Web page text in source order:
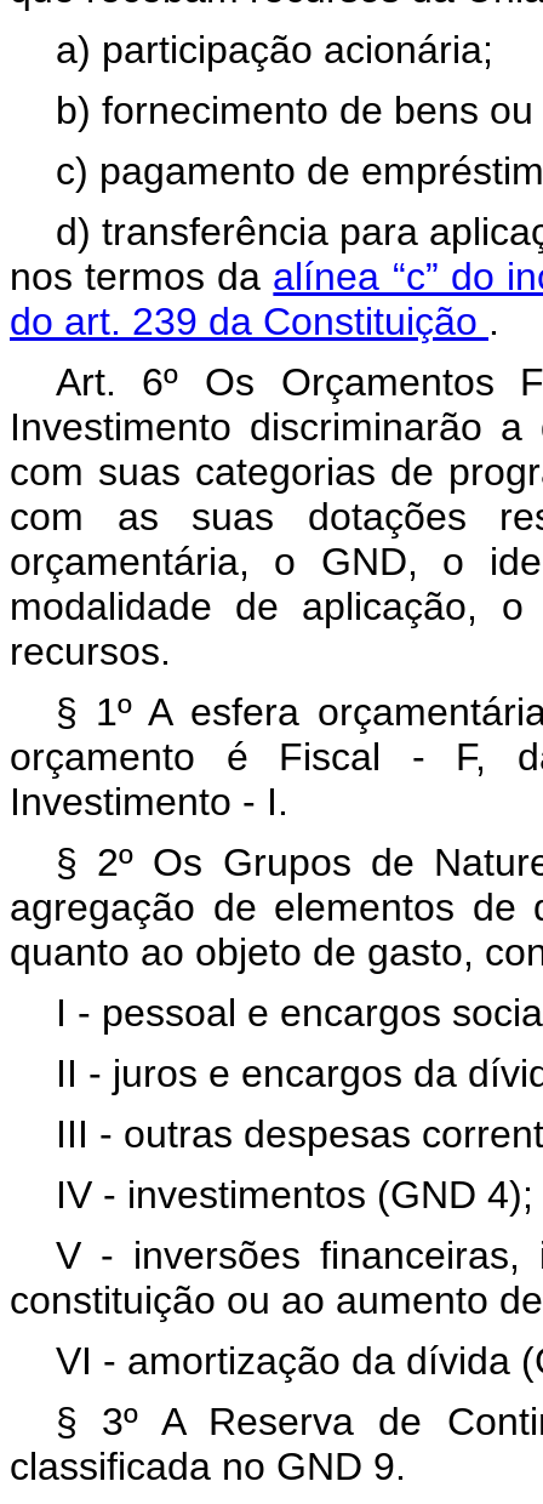
a) participação acionária;
b) fornecimento de bens
c) pagamento de
d) transferência para
nos termos da alínea “c” do
do art. 239 da Constituição .
Art. 6º Os Orçamentos
Investimento discriminarão
com suas categorias de
com as suas dotações
orçamentária, o GND, o
modalidade de aplicação,
recursos.
§ 1º A esfera
orçamento é Fiscal - F,
Investimento - I.
§ 2º Os Grupos de
agregação de elementos de
quanto ao objeto de gasto,
I - pessoal e encargos
II - juros e encargos da
III - outras despesas
IV - investimentos (GND 4);
V - inversões
constituição ou ao aumento
VI - amortização da dívida
§ 3º A Reserva de
classificada no GND 9.